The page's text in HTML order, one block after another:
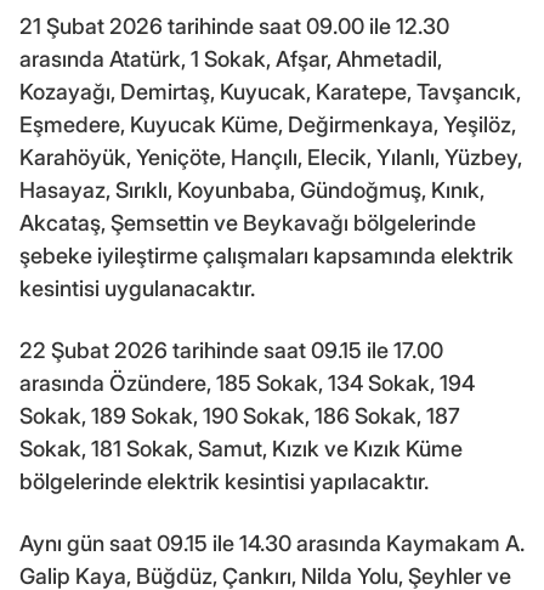
21 Şubat 2026 tarihinde saat 09.00 ile 12.30
arasında Atatürk, 1 Sokak, Afşar, Ahmetadil,
Kozayağı, Demirtaş, Kuyucak, Karatepe, Tavşancık,
Eşmedere, Kuyucak Küme, Değirmenkaya, Yeşilöz,
Karahöyük, Yeniçöte, Hançılı, Elecik, Yılanlı, Yüzbey,
Hasayaz, Sırıklı, Koyunbaba, Gündoğmuş, Kınık,
Akcataş, Şemsettin ve Beykavağı bölgelerinde
şebeke iyileştirme çalışmaları kapsamında elektrik
kesintisi uygulanacaktır.
22 Şubat 2026 tarihinde saat 09.15 ile 17.00
arasında Özündere, 185 Sokak, 134 Sokak, 194
Sokak, 189 Sokak, 190 Sokak, 186 Sokak, 187
Sokak, 181 Sokak, Samut, Kızık ve Kızık Küme
bölgelerinde elektrik kesintisi yapılacaktır.
Aynı gün saat 09.15 ile 14.30 arasında Kaymakam A.
Galip Kaya, Büğdüz, Çankırı, Nilda Yolu, Şeyhler ve